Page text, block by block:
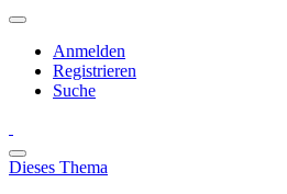
Anmelden
Registrieren
Suche
Dieses Thema